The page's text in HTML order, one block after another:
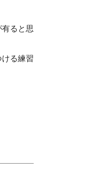
ると思
る練習